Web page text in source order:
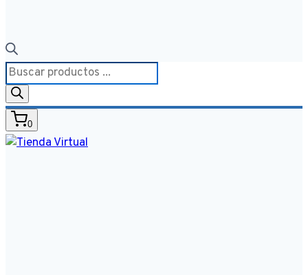
Búsqueda
de
productos
0